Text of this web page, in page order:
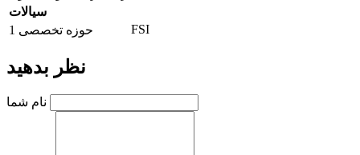
سیالات
حوزه تخصصی 1
FSI
نظر بدهید
نام شما